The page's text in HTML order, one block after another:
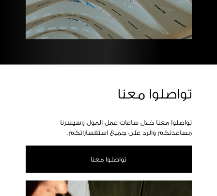
تواصلوا معنا
تواصلوا معنا خلال ساعات عمل المول وسيسرنا
مساعدتكم والرد على جميع استفساراتكم.
تواصلوا معنا